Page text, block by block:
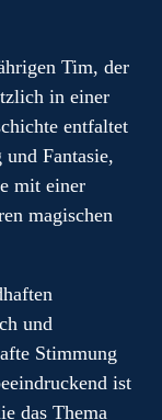
Tim, der
in einer
entfaltet
Fantasie,
mit einer
magischen
und
Stimmung
ist
das Thema